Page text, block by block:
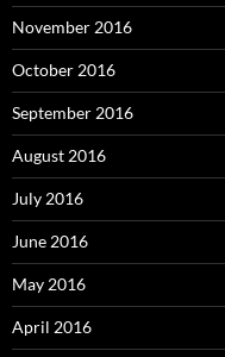
November 2016
October 2016
September 2016
August 2016
July 2016
June 2016
May 2016
April 2016